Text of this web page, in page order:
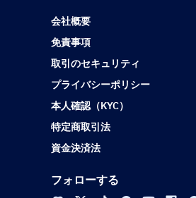
会社概要
免責事項
取引のセキュリティ
プライバシーポリシー
本人確認（KYC）
特定商取引法
資金決済法
フォローする